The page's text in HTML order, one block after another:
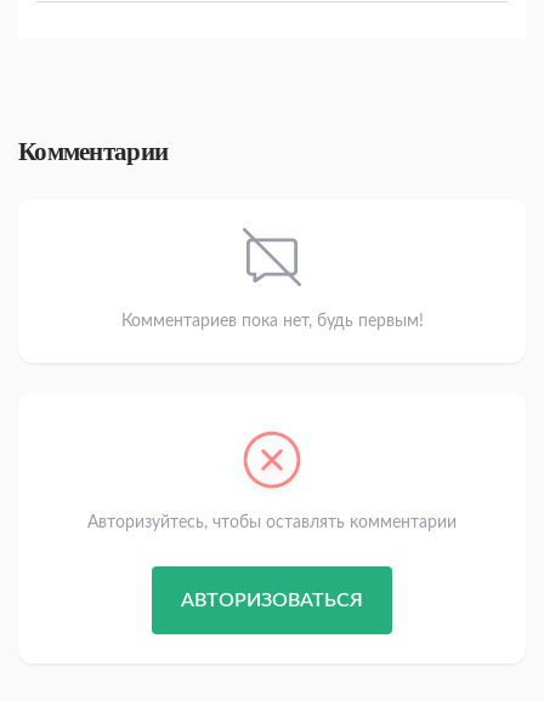
Комментарии
Комментариев пока нет, будь первым!
Авторизуйтесь, чтобы оставлять комментарии
АВТОРИЗОВАТЬСЯ